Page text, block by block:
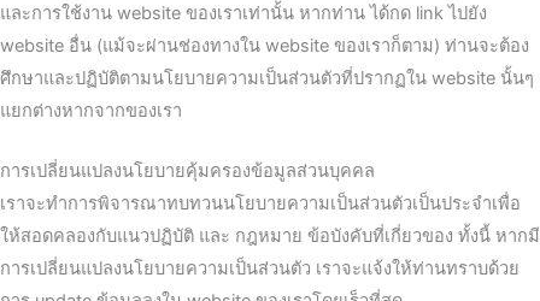
และการใช้งาน website ของเราเท่านั้น หากท่าน ได้กด link ไปยัง
website อื่น (แม้จะผ่านช่องทางใน website ของเราก็ตาม) ท่านจะต้อง
ศึกษาและปฏิบัติตามนโยบายความเป็นส่วนตัวที่ปรากฏใน website นั้นๆ
แยกต่างหากจากของเรา
การเปลี่ยนแปลงนโยบายคุ้มครองข้อมูลส่วนบุคคล
เราจะทำการพิจารณาทบทวนนโยบายความเป็นส่วนตัวเป็นประจำเพื่อ
ให้สอดคลองกับแนวปฏิบัติ และ กฎหมาย ข้อบังคับที่เกี่ยวของ ทั้งนี้ หากมี
การเปลี่ยนแปลงนโยบายความเป็นส่วนตัว เราจะแจ้งให้ท่านทราบด้วย